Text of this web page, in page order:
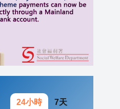
24小時 7天